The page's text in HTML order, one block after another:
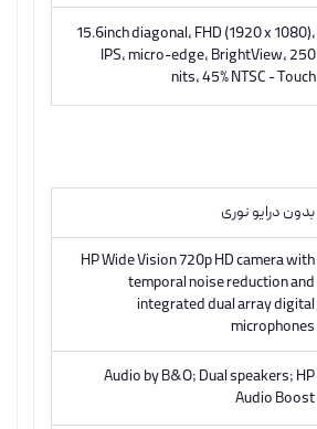
15.6inch diagonal, FHD (1920 x 1080),
IPS, micro-edge, BrightView, 250
nits, 45% NTSC - Touch
بدون درایو نوری
HP Wide Vision 720p HD camera with
temporal noise reduction and
integrated dual array digital
microphones
Audio by B&O; Dual speakers; HP
Audio Boost